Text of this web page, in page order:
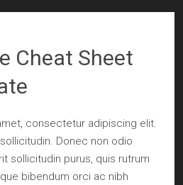
Cheat Sheet
consectetur adipiscing elit.
Donec non odio
sollicitudin purus, quis rutrum
bibendum orci ac nibh